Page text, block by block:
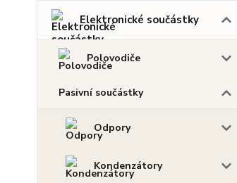
Elektronické součástky
Polovodiče
Pasivní součástky
Odpory
Kondenzátory